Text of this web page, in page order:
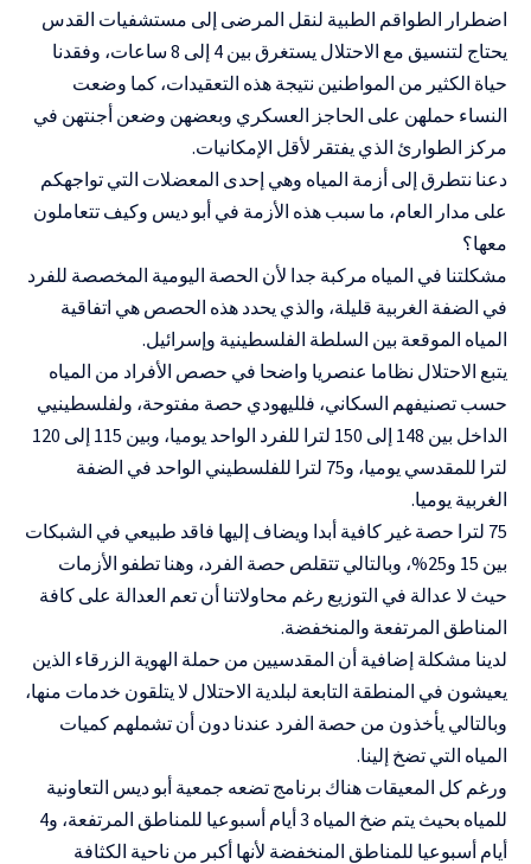
اضطرار الطواقم الطبية لنقل المرضى إلى مستشفيات القدس
يحتاج لتنسيق مع الاحتلال يستغرق بين 4 إلى 8 ساعات، وفقدنا
حياة الكثير من المواطنين نتيجة هذه التعقيدات، كما وضعت
النساء حملهن على الحاجز العسكري وبعضهن وضعن أجنتهن في
مركز الطوارئ الذي يفتقر لأقل الإمكانيات.
دعنا نتطرق إلى أزمة المياه وهي إحدى المعضلات التي تواجهكم
على مدار العام، ما سبب هذه الأزمة في أبو ديس وكيف تتعاملون
معها؟
مشكلتنا في المياه مركبة جدا لأن الحصة اليومية المخصصة للفرد
في الضفة الغربية قليلة، والذي يحدد هذه الحصص هي اتفاقية
المياه الموقعة بين السلطة الفلسطينية وإسرائيل.
يتبع الاحتلال نظاما عنصريا واضحا في حصص الأفراد من المياه
حسب تصنيفهم السكاني، فلليهودي حصة مفتوحة، ولفلسطينيي
الداخل بين 148 إلى 150 لترا للفرد الواحد يوميا، وبين 115 إلى 120
لترا للمقدسي يوميا، و75 لترا للفلسطيني الواحد في الضفة
الغربية يوميا.
75 لترا حصة غير كافية أبدا ويضاف إليها فاقد طبيعي في الشبكات
بين 15 و25%، وبالتالي تتقلص حصة الفرد، وهنا تطفو الأزمات
حيث لا عدالة في التوزيع رغم محاولاتنا أن تعم العدالة على كافة
المناطق المرتفعة والمنخفضة.
لدينا مشكلة إضافية أن المقدسيين من حملة الهوية الزرقاء الذين
يعيشون في المنطقة التابعة لبلدية الاحتلال لا يتلقون خدمات منها،
وبالتالي يأخذون من حصة الفرد عندنا دون أن تشملهم كميات
المياه التي تضخ إلينا.
ورغم كل المعيقات هناك برنامج تضعه جمعية أبو ديس التعاونية
للمياه بحيث يتم ضخ المياه 3 أيام أسبوعيا للمناطق المرتفعة، و4
أيام أسبوعيا للمناطق المنخفضة لأنها أكبر من ناحية الكثافة